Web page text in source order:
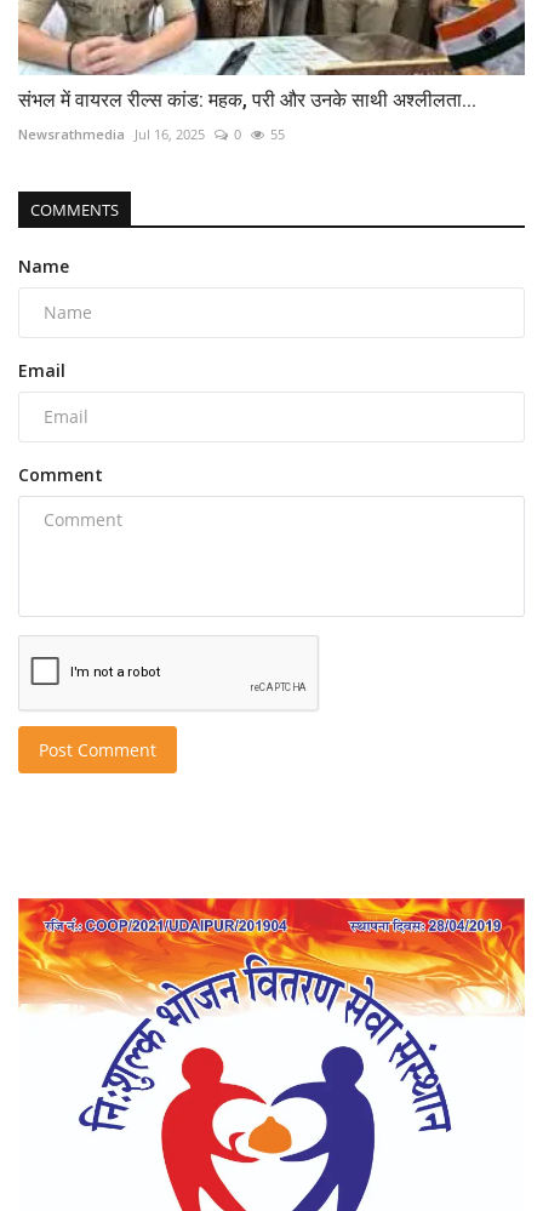
संभल में वायरल रील्स कांड: महक, परी और उनके साथी अश्लीलता...
Newsrathmedia Jul 16, 2025 0 55
COMMENTS
Name
Email
Comment
Post Comment